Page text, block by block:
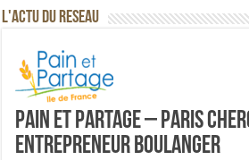
L'ACTU DU RESEAU
Pain et Partage – Paris
entrepreneur boulanger